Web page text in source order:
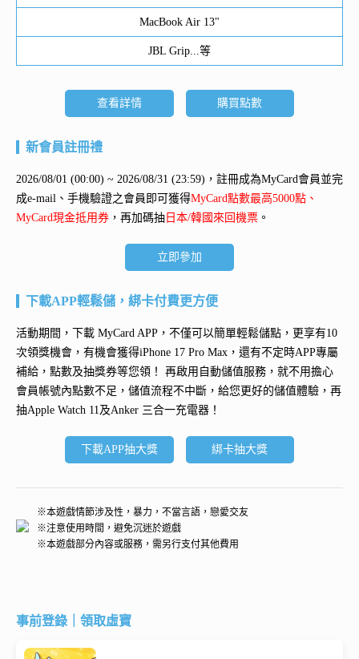
MacBook Air 13"
JBL Grip...等
查看詳情 購買點數
新會員註冊禮
2026/08/01 (00:00) ~ 2026/08/31 (23:59)，註冊成為MyCard會員並完
成e-mail、手機驗證之會員即可獲得MyCard點數最高5000點、
MyCard現金抵用券 ，再加碼抽 日本/韓國來回機票 。
立即參加
下載APP輕鬆儲，綁卡付費更方便
活動期間，下載 MyCard APP，不僅可以簡單輕鬆儲點，更享有10
次領獎機會，有機會獲得iPhone 17 Pro Max ，還有不定時APP專屬
補給，點數及抽獎券等您領！ 再啟用自動儲值服務 ，就不用擔心
會員帳號內點數不足，儲值流程不中斷，給您更好的儲值體驗，再
抽Apple Watch 11及Anker 三合一充電器 ！
下載APP抽大獎 綁卡抽大獎
※本遊戲情節涉及性，暴力，不當言語，戀愛交友
※注意使用時間，避免沉迷於遊戲
※本遊戲部分內容或服務，需另行支付其他費用
事前登錄｜領取虛寶